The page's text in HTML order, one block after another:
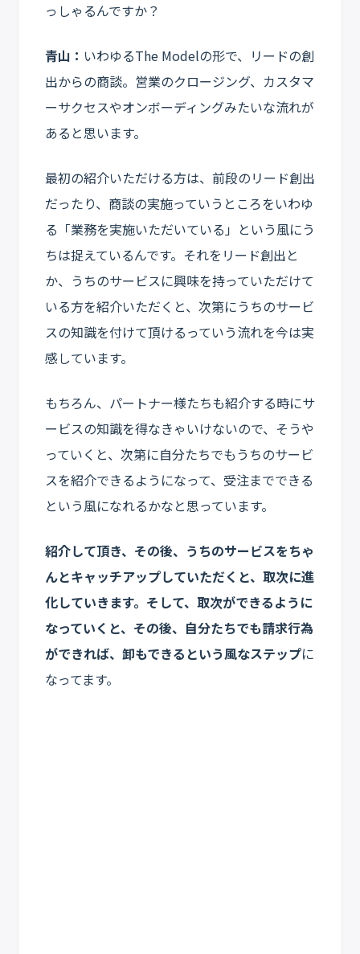
っしゃるんですか？
青山： いわゆるThe Modelの形で、リードの創
出からの商談。営業のクロージング、カスタマ
ーサクセスやオンボーディングみたいな流れが
あると思います。
最初の紹介いただける方は、前段のリード創出
だったり、商談の実施っていうところをいわゆ
る「業務を実施いただいている」という風にう
ちは捉えているんです。それをリード創出と
か、うちのサービスに興味を持っていただけて
いる方を紹介いただくと、次第にうちのサービ
スの知識を付けて頂けるっていう流れを今は実
感しています。
もちろん、パートナー様たちも紹介する時にサ
ービスの知識を得なきゃいけないので、そうや
っていくと、次第に自分たちでもうちのサービ
スを紹介できるようになって、受注までできる
という風になれるかなと思っています。
紹介して頂き、その後、うちのサービスをちゃ
んとキャッチアップしていただくと、取次に進
化していきます。そして、取次ができるように
なっていくと、その後、自分たちでも請求行為
ができれば、卸もできるという風なステップに
なってます。